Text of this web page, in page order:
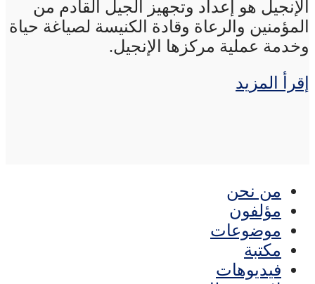
الإنجيل هو إعداد وتجهيز الجيل القادم من
المؤمنين والرعاة وقادة الكنيسة لصياغة حياة
وخدمة عملية مركزها الإنجيل.
إقرأ المزيد
من نحن
مؤلفون
موضوعات
مكتبة
فيديوهات